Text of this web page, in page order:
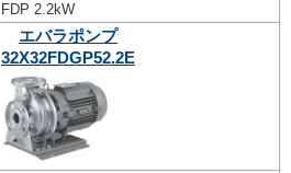
FDP 2.2kW
エバラポンプ
32X32FDGP52.2E